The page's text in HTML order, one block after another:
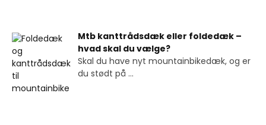
Mtb kanttrådsdæk eller foldedæk –
hvad skal du vælge?
Skal du have nyt mountainbikedæk, og er
du stødt på ...